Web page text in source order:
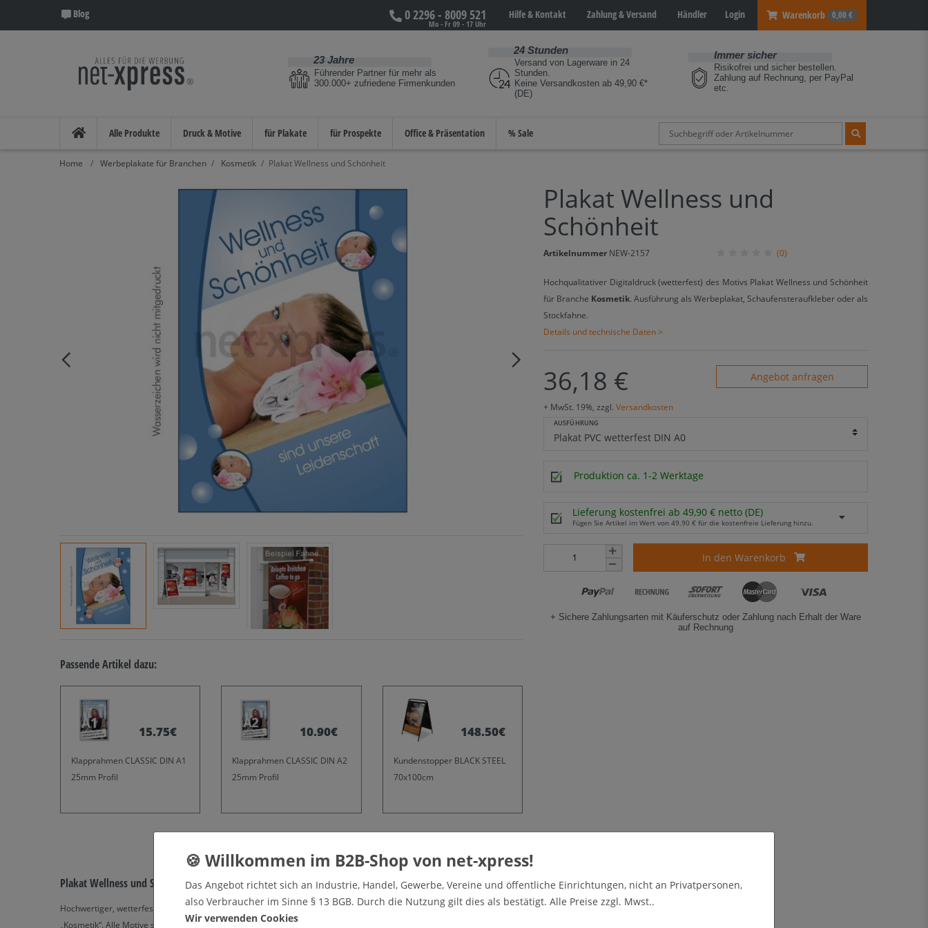
Blog 0 2296 - 8009 521
Mo - Fr 09 - 17 Uhr
Hilfe & Kontakt Zahlung & Versand Händler Login Warenkorb 0,00 €
23 Jahre
Führender Partner für mehr als
300.000+ zufriedene Firmenkunden
24 Stunden
Versand von Lagerware in 24
Stunden.
Keine Versandkosten ab 49,90 €*
(DE)
Immer sicher
Risikofrei und sicher bestellen.
Zahlung auf Rechnung, per PayPal
etc.
Alle Produkte Druck & Motive für Plakate für Prospekte Office & Präsentation % Sale
Werbeplakate für Branchen Kosmetik Plakat Wellness und Schönheit
Passende Artikel dazu:
15.75€
Klapprahmen CLASSIC DIN A1
25mm Profil
10.90€
Klapprahmen CLASSIC DIN A2
25mm Profil
148.50€
Kundenstopper BLACK STEEL
70x100cm
Plakat Wellness und Schönheit
Hochwertiger, wetterfester Digitaldruck des dargestellten Motivs „Plakat Wellness und Schönheit“ aus der Kategorie
„Kosmetik“. Alle Motive sind als Werbeplakat, als Schaufensteraufkleber oder als Stockfahne bestellbar. Bitte wählen Sie
Plakat Wellness und
Schönheit
Artikelnummer NEW-2157 (0)
Hochqualitativer Digitaldruck (wetterfest) des Motivs Plakat Wellness und Schönheit
für Branche Kosmetik. Ausführung als Werbeplakat, Schaufensteraufkleber oder als
Stockfahne.
Details und technische Daten >
36,18 €
+ MwSt. 19%, zzgl. Versandkosten
Angebot anfragen
AUSFÜHRUNG
Produktion ca. 1-2 Werktage
Lieferung kostenfrei ab 49,90 € netto (DE)
Fügen Sie Artikel im Wert von 49.90 € für die kostenfreie Lieferung hinzu.
In den Warenkorb
+ Sichere Zahlungsarten mit Käuferschutz oder Zahlung nach Erhalt der Ware
auf Rechnung
Das Angebot richtet sich an Industrie, Handel, Gewerbe, Vereine und öffentliche Einrichtungen, nicht an Privatpersonen,
also Verbraucher im Sinne § 13 BGB. Durch die Nutzung gilt dies als bestätigt. Alle Preise zzgl. Mwst..
Wir verwenden Cookies